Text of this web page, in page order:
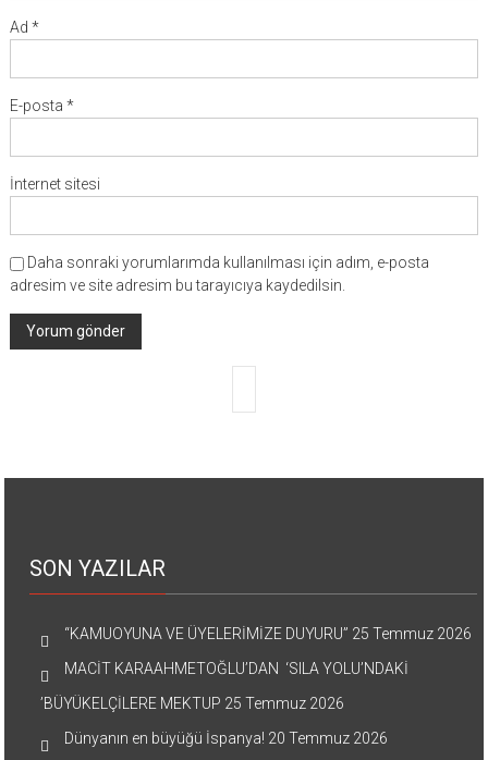
Ad *
E-posta *
İnternet sitesi
Daha sonraki yorumlarımda kullanılması için adım, e-posta
adresim ve site adresim bu tarayıcıya kaydedilsin.
SON YAZILAR
“KAMUOYUNA VE ÜYELERİMİZE DUYURU” 25 Temmuz 2026
MACİT KARAAHMETOĞLU’DAN ‘SILA YOLU’NDAKİ
’BÜYÜKELÇİLERE MEKTUP 25 Temmuz 2026
Dünyanın en büyüğü İspanya! 20 Temmuz 2026